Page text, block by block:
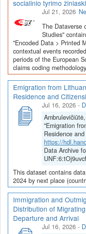
socialinio tyrimo
Jul 21, 2026
The Dataverse
Studies"
"Encoded Data > Printed
contextual events
periods of the European
claims coding
Emigration from
Residence and
Jul 16, 2026 -
"Emigration
Residence
https://
Data Archive
This dataset contains
2024 by next place
Immigration and
Distribution of
Departure and Arrival
Jul 16, 2026 -